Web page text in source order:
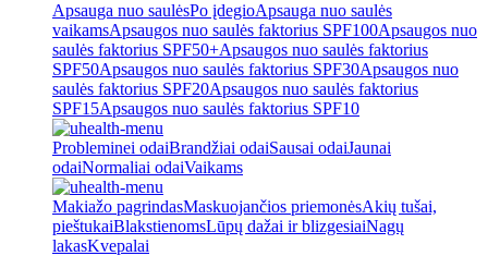
Apsauga nuo saulėsPo įdegioApsauga nuo saulės
vaikamsApsaugos nuo saulės faktorius SPF100Apsaugos nuo
saulės faktorius SPF50+Apsaugos nuo saulės faktorius
SPF50Apsaugos nuo saulės faktorius SPF30Apsaugos nuo
saulės faktorius SPF20Apsaugos nuo saulės faktorius
SPF15Apsaugos nuo saulės faktorius SPF10
Probleminei odaiBrandžiai odaiSausai odaiJaunai
odaiNormaliai odaiVaikams
Makiažo pagrindasMaskuojančios priemonėsAkių tušai,
pieštukaiBlakstienomsLūpų dažai ir blizgesiaiNagų
lakasKvepalai